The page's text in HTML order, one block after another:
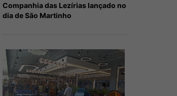
Companhia das Lezírias lançado no
dia de São Martinho